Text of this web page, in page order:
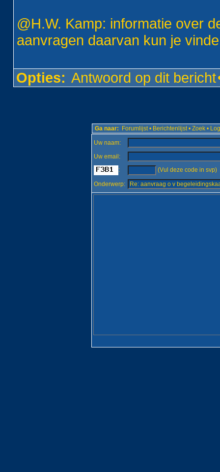
@H.W. Kamp: informatie over
aanvragen daarvan kun je
Opties: Antwoord op dit bericht
Ga naar: Forumlijst • Berichtenlijst • Zoek •
Uw naam:
Uw email:
:
(Vul deze code in svp)
Onderwerp: